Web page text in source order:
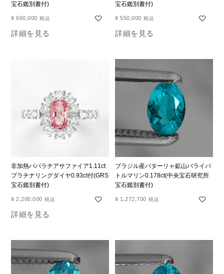
宝石鑑別書付)
¥ 660,000 税込
詳細を見る
宝石鑑別書付)
¥ 550,000 税込
詳細を見る
非加熱パパラチアサファイア1.11ct
プラチナリングダイヤ0.93ct付(GRS
宝石鑑別書付)
¥ 2,200,000 税込
詳細を見る
ブラジル産バターリャ鉱山パライバ
トルマリン0.178ct(中央宝石研究所
宝石鑑別書付)
¥ 1,272,700 税込